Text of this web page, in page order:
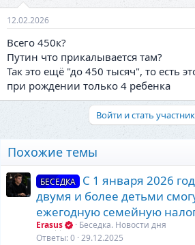
12.02.2026
Всего 450к?
Путин что прикалывается там?
Так это ещё "до 450 тысяч", то есть
при рождении только 4 ребенка
Войти и стать
Похожие темы
БЕСЕДКА
С 1 января 2026
двумя и более детьми
ежегодную семейную
Erasus
Беседка. Новости дня
Ответы 0 29.12.2025